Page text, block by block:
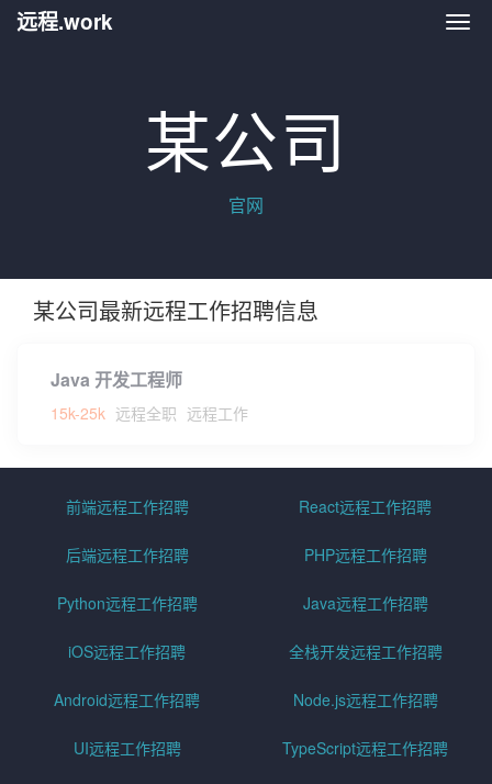
远
远程.work
某公司
官网
某公司最新远程工作招聘信息
Java 开发工程师
15k-25k 远程全职 远程工作
前端远程工作招聘 React远程工作招聘
后端远程工作招聘 PHP远程工作招聘
Python远程工作招聘 Java远程工作招聘
iOS远程工作招聘 全栈开发远程工作招聘
Android远程工作招聘 Node.js远程工作招聘
UI远程工作招聘 TypeScript远程工作招聘